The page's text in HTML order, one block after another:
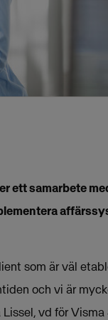
ett samarbete
som är väl
och vi är
vd för